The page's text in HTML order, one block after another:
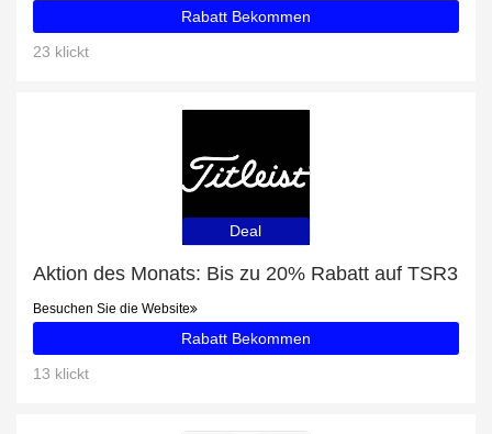
Rabatt Bekommen
23 klickt
Deal
Aktion des Monats: Bis zu 20% Rabatt auf TSR3
Besuchen Sie die Website
Rabatt Bekommen
13 klickt